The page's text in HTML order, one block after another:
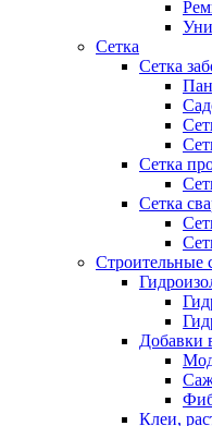
Сетка
Сетка
Сетка
Сетка
Строительные
Добавки
Клеи,